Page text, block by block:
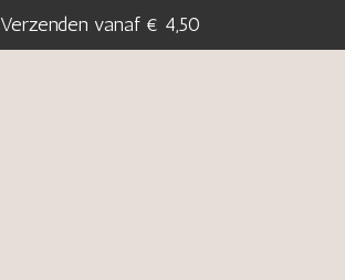
Verzenden vanaf € 4,50